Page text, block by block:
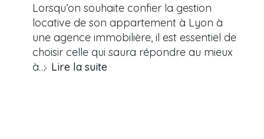
Lorsqu’on souhaite confier la gestion
locative de son appartement à Lyon à
une agence immobilière, il est essentiel de
choisir celle qui saura répondre au mieux
à… Lire la suite